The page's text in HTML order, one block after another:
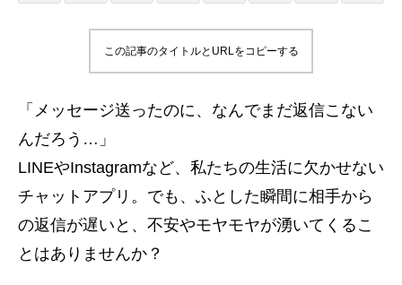
この記事のタイトルとURLをコピーする
「メッセージ送ったのに、なんでまだ返信こない
んだろう…」
LINEやInstagramなど、私たちの生活に欠かせない
チャットアプリ。でも、ふとした瞬間に相手から
の返信が遅いと、不安やモヤモヤが湧いてくるこ
とはありませんか？